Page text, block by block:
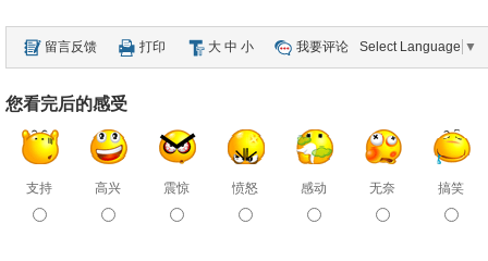
留言反馈 打印 大 中 小 我要评论 Select Language ▼
您看完后的感受
支持 高兴 震惊 愤怒 感动 无奈 搞笑